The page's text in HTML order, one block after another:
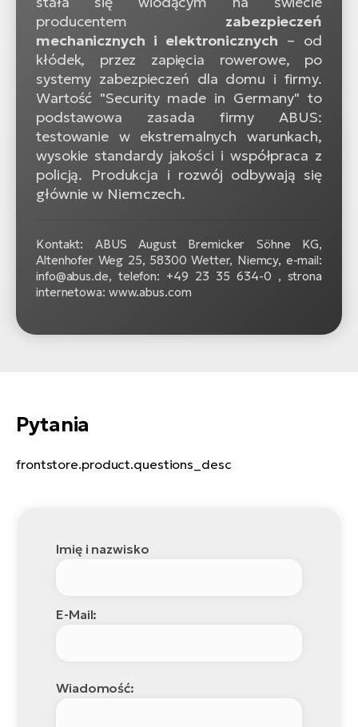
producentem zabezpieczeń
mechanicznych i elektronicznych – od
kłódek, przez zapięcia rowerowe, po
systemy zabezpieczeń dla domu i firmy.
Wartość "Security made in Germany" to
podstawowa zasada firmy ABUS:
testowanie w ekstremalnych warunkach,
wysokie standardy jakości i współpraca z
policją. Produkcja i rozwój odbywają się
głównie w Niemczech.
Kontakt: ABUS August Bremicker Söhne KG,
Altenhofer Weg 25, 58300 Wetter, Niemcy, e-mail:
info@abus.de, telefon: +49 23 35 634-0 , strona
internetowa: www.abus.com
Pytania
frontstore.product.questions_desc
Imię i nazwisko
E-Mail:
Wiadomość: